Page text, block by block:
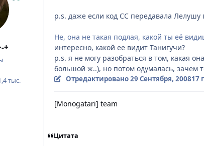
+
тыс.
Репутация
p.s. даже если код СС передавала Лелушу
Не, она не такая подлая, какой ты её
интересно, какой ее видит Танигучи?
p.s. я не могу разобраться в том, какая
большой ж..), но потом одумалась, зачем
Отредактировано29 Сентября, 200817 г
[Monogatari] team
Цитата